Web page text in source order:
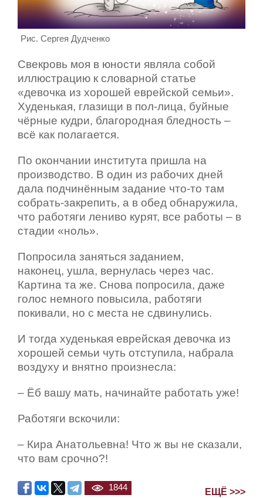
Рис. Сергея Дудченко
Свекровь моя в юности являла собой
иллюстрацию к словарной статье
«девочка из хорошей еврейской семьи».
Худенькая, глазищи в пол-лица, буйные
чёрные кудри, благородная бледность –
всё как полагается.
По окончании института пришла на
производство. В один из рабочих дней
дала подчинённым задание что-то там
собрать-закрепить, а в обед обнаружила,
что работяги лениво курят, все работы – в
стадии «ноль».
Попросила заняться заданием,
наконец, ушла, вернулась через час.
Картина та же. Снова попросила, даже
голос немного повысила, работяги
покивали, но с места не сдвинулись.
И тогда худенькая еврейская девочка из
хорошей семьи чуть отступила, набрала
воздуху и внятно произнесла:
– Ёб вашу мать, начинайте работать уже!
Работяги вскочили:
– Кира Анатольевна! Что ж вы не сказали,
что вам срочно?!
1844 ЕЩЁ >>>